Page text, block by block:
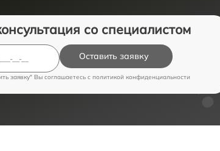
со специалистом
Оставить заявку
заявку" Вы соглашаетесь c политикой конфиденциальности